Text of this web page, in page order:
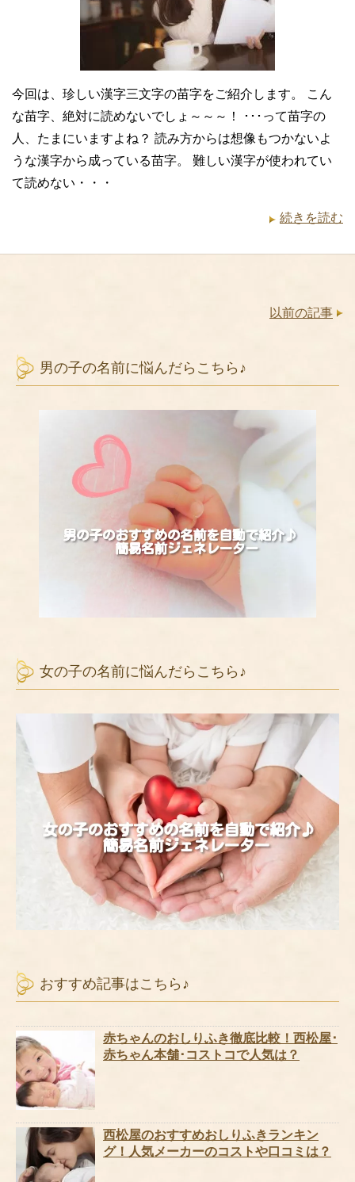
今回は、珍しい漢字三文字の苗字をご紹介します。 こん
な苗字、絶対に読めないでしょ～～～！ ･･･って苗字の
人、たまにいますよね？ 読み方からは想像もつかないよ
うな漢字から成っている苗字。 難しい漢字が使われてい
て読めない・・・
続きを読む
以前の記事
男の子の名前に悩んだらこちら♪
女の子の名前に悩んだらこちら♪
おすすめ記事はこちら♪
赤ちゃんのおしりふき徹底比較！西松屋･
赤ちゃん本舗･コストコで人気は？
西松屋のおすすめおしりふきランキン
グ！人気メーカーのコストや口コミは？